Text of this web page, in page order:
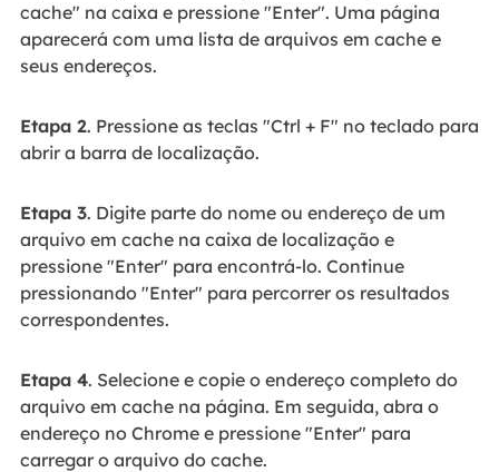
cache" na caixa e pressione "Enter". Uma página
aparecerá com uma lista de arquivos em cache e
seus endereços.
Etapa 2. Pressione as teclas "Ctrl + F" no teclado para
abrir a barra de localização.
Etapa 3. Digite parte do nome ou endereço de um
arquivo em cache na caixa de localização e
pressione "Enter" para encontrá-lo. Continue
pressionando "Enter" para percorrer os resultados
correspondentes.
Etapa 4. Selecione e copie o endereço completo do
arquivo em cache na página. Em seguida, abra o
endereço no Chrome e pressione "Enter" para
carregar o arquivo do cache.